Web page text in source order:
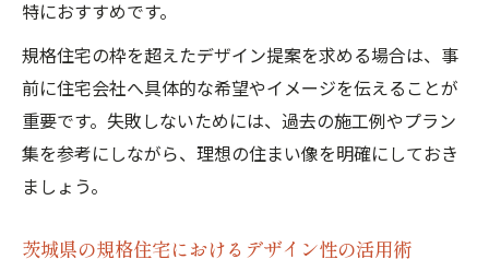
特におすすめです。
規格住宅の枠を超えたデザイン提案を求める場合は、事
前に住宅会社へ具体的な希望やイメージを伝えることが
重要です。失敗しないためには、過去の施工例やプラン
集を参考にしながら、理想の住まい像を明確にしておき
ましょう。
茨城県の規格住宅におけるデザイン性の活用術